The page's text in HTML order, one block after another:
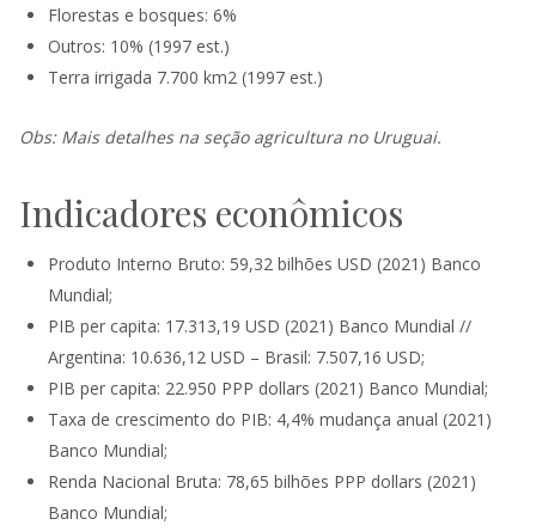
Florestas e bosques: 6%
Outros: 10% (1997 est.)
Terra irrigada 7.700 km2 (1997 est.)
Obs: Mais detalhes na seção agricultura no Uruguai.
Indicadores econômicos
Produto Interno Bruto: 59,32 bilhões USD (2021) Banco
Mundial;
PIB per capita: 17.313,19 USD (2021) Banco Mundial //
Argentina: 10.636,12 USD – Brasil: 7.507,16 USD;
PIB per capita: 22.950 PPP dollars (2021) Banco Mundial;
Taxa de crescimento do PIB: 4,4% mudança anual (2021)
Banco Mundial;
Renda Nacional Bruta: 78,65 bilhões PPP dollars (2021)
Banco Mundial;